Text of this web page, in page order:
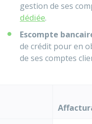
gestion de ses
dédiée.
Escompte
de crédit pour en
de ses comptes